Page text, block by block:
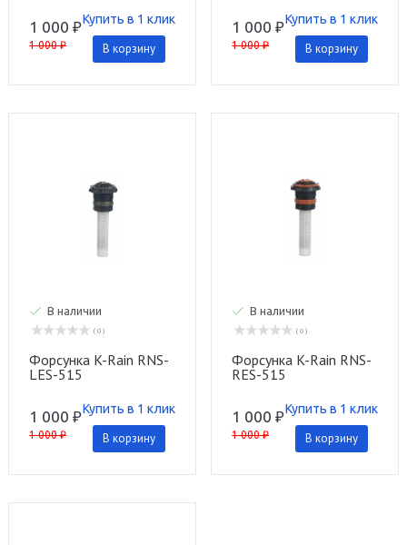
1 000 ₽
1 000 ₽
Купить в 1 клик
В корзину
1 000 ₽
1 000 ₽
Купить в 1 клик
В корзину
В наличии
( 0 )
Форсунка K-Rain RNS-
LES-515
1 000 ₽
1 000 ₽
Купить в 1 клик
В корзину
В наличии
( 0 )
Форсунка K-Rain RNS-
RES-515
1 000 ₽
1 000 ₽
Купить в 1 клик
В корзину